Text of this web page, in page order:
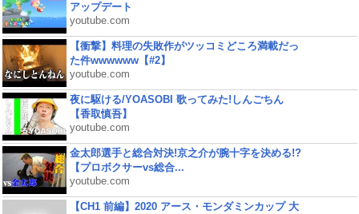
アップデート
youtube.com
【衝撃】料理の失敗作がツッコミどころ満載だっ
た件wwwwww【#2】
youtube.com
夜に駆ける/YOASOBI 歌ってみた!しんごちん
【香取慎吾】
youtube.com
金太郎選手と総合対決!京之介が腕十字を決める!?
【プロボクサーvs総合...
youtube.com
【CH1 前編】2020 アース・モンダミンカップ 大